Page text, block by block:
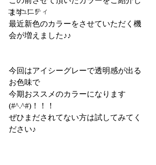
コミュニティ
ます！！
最近新色のカラーをさせていただく機
会が増えました♪♪
今回はアイシーグレーで透明感が出る
お色味で
今期おススメのカラーになります
(#^.^#)！！！
ぜひまだされてない方は試してみてく
ださい♪